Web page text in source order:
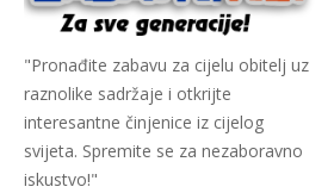
"Pronađite zabavu za cijelu obitelj uz
raznolike sadržaje i otkrijte
interesantne činjenice iz cijelog
svijeta. Spremite se za nezaboravno
iskustvo!"